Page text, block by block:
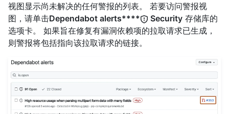
视图显示尚未解决的任何警报的列表。 若要访问警报视
图，请单击Dependabot alerts**** Security 存储库的
选项卡。 如果旨在修复有漏洞依赖项的拉取请求已生成，
则警报将包括指向该拉取请求的链接。